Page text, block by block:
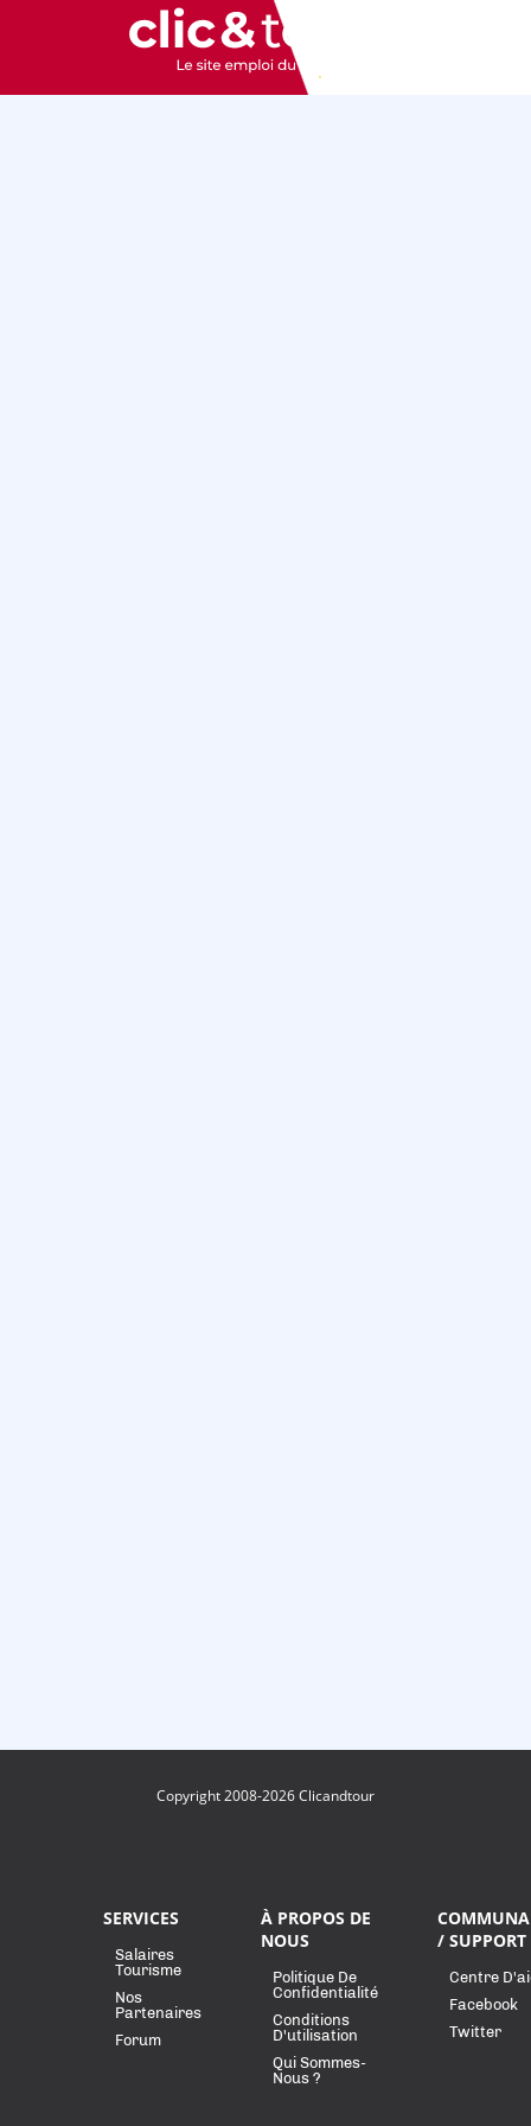
Copyright 2008-2026 Clicandtour
SERVICES
Salaires
Tourisme
Nos
Partenaires
Forum
À PROPOS DE
NOUS
Politique De
Confidentialité
Conditions
D'utilisation
Qui Sommes-
Nous ?
/ SUPPORT
Centre
Facebook
Twitter